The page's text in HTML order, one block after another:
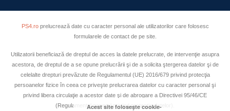
PS4.roprelucrează date cu caracter personal ale utilizatorilor care folosesc
formularele de contact de pe site.
Utilizatorii beneficiază de dreptul de acces la datele prelucrate, de intervenţie asupra
acestora, de dreptul de a se opune prelucrării şi de a solicita ştergerea datelor şi de
celelalte drepturi prevăzute de Regulamentul (UE) 2016/679 privind protecţia
persoanelor fizice în ceea ce priveşte prelucrarea datelor cu caracter personal şi
privind libera circulaţie a acestor date şi de abrogare a Directivei 95/46/CE
(Regulamentul general privind protecţia datelor).
Acest site foloseşte cookie-